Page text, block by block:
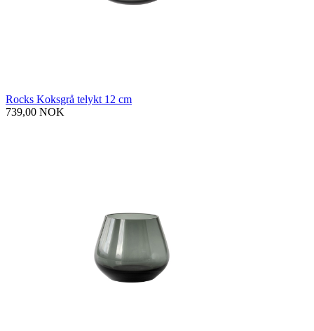
Rocks Koksgrå telykt 12 cm
739,00 NOK